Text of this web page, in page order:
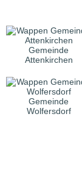
Gemeinde
Attenkirchen
Gemeinde
Wolfersdorf